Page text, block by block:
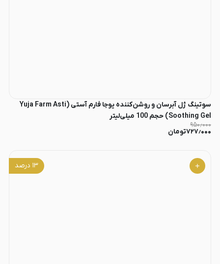
سوتینگ ژل آبرسان و روشن‌کننده یوجا فارم آستی (Yuja Farm Asti
Soothing Gel) حجم 100 میلی‌لیتر
۹۵۰٫۰۰۰
۷۲۷٫۰۰۰تومان
۱۳ درصد